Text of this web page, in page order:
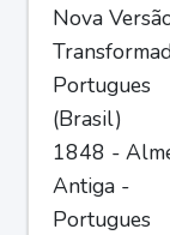
Nova
Portugues
(Brasil)
1848 -
Antiga -
Portugues